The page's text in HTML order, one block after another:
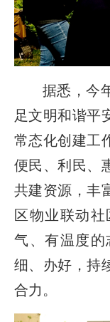
据悉，今
足文明和谐平
常态化创建工
便民、利民、
共建资源，丰
区物业联动
气、有温度
细、办好，持
合力。